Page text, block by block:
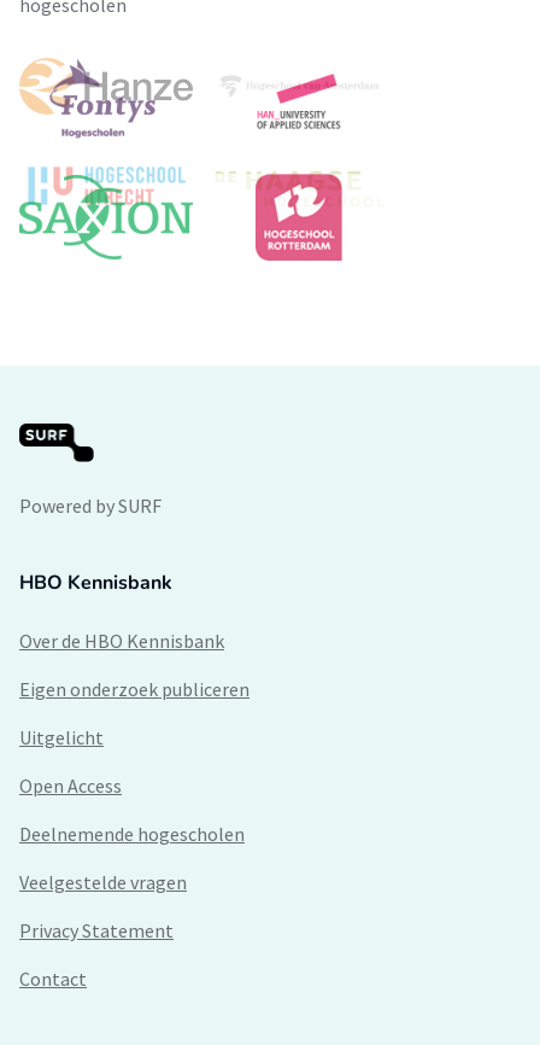
hogescholen
Powered by SURF
HBO Kennisbank
Over de HBO Kennisbank
Eigen onderzoek publiceren
Uitgelicht
Open Access
Deelnemende hogescholen
Veelgestelde vragen
Privacy Statement
Contact